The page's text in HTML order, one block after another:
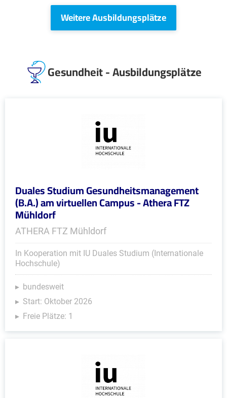
Weitere Ausbildungsplätze
Gesundheit - Ausbildungsplätze
Duales Studium Gesundheitsmanagement
(B.A.) am virtuellen Campus - Athera FTZ
Mühldorf
ATHERA FTZ Mühldorf
In Kooperation mit IU Duales Studium (Internationale
Hochschule)
bundesweit
Start: Oktober 2026
Freie Plätze: 1